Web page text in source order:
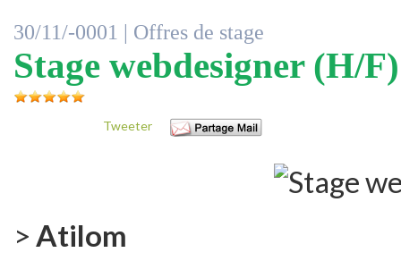
30/11/-0001 | Offres de stage
Stage webdesigner (H/F)
Tweeter
> Atilom